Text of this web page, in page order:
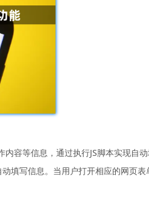
容等信息，通过执行JS脚本实现自动
填写信息。当用户打开相应的网页表